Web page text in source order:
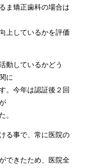
ま矯正歯科の場合は
上しているかを評価
動しているかどう
に
。今年は認証後２回
。
る事で、常に医院の
できたため、医院全